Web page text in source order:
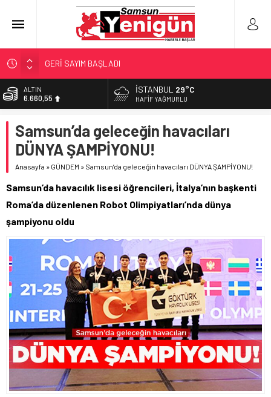
‘BAFRA’YA YATIRIM YAPIN!’
İŞTE FINDIK FİYATI!
YÖNETİCİ SEÇERKEN YAPILAN EN BÜYÜK HATALAR
BİST
13.779,39
47,7111
EURO
55,1881
6.660,55
İSTANBUL 29°C
HAFIF YAĞMURLU
Samsun’da geleceğin havacıları
DÜNYA ŞAMPİYONU!
Anasayfa » GÜNDEM » Samsun’da geleceğin havacıları DÜNYA ŞAMPİYONU!
Samsun’da havacılık lisesi öğrencileri, İtalya’nın başkenti
Roma’da düzenlenen Robot Olimpiyatları’nda dünya
şampiyonu oldu